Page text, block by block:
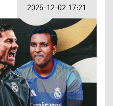
2025-12-02 17:21